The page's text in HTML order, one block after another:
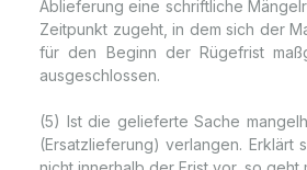
Ablieferung eine schriftliche
Zeitpunkt zugeht, in dem sich der
für den Beginn der Rügefrist
ausgeschlossen.
(5) Ist die gelieferte Sache
(Ersatzlieferung) verlangen.